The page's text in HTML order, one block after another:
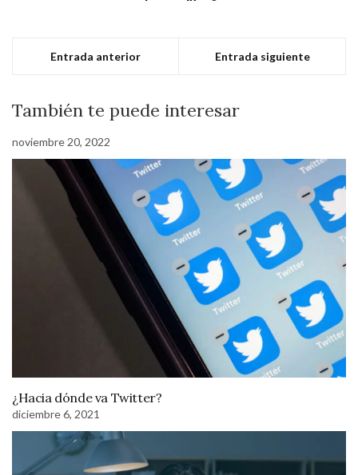
Entrada anterior Entrada siguiente
También te puede interesar
noviembre 20, 2022
¿Hacia dónde va Twitter?
diciembre 6, 2021